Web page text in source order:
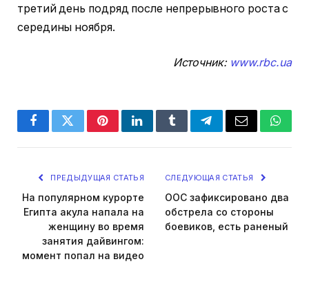
третий день подряд после непрерывного роста с
середины ноября.
Источник: www.rbc.ua
FacebookTwitterPinterestLinkedInTumblrTelegramEmail
ПРЕДЫДУЩАЯ СТАТЬЯ
На популярном курорте
Египта акула напала на
женщину во время
занятия дайвингом:
момент попал на видео
СЛЕДУЮЩАЯ СТАТЬЯ
ООС зафиксировано два
обстрела со стороны
боевиков, есть раненый